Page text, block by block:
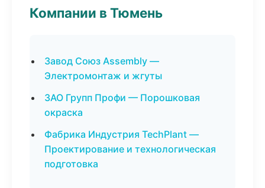
Компании в Тюмень
Завод Союз Assembly —
Электромонтаж и жгуты
ЗАО Групп Профи — Порошковая
окраска
Фабрика Индустрия TechPlant —
Проектирование и технологическая
подготовка